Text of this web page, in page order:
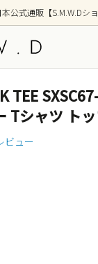
公式通販【S.M.W.Dショ
シリー
TEE
Tシャツ ト
ビュー